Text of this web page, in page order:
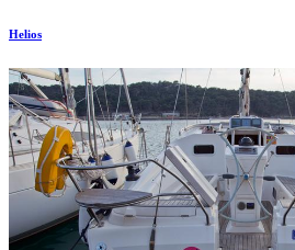
Helios